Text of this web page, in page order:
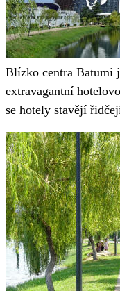
Blízko centra Batumi
extravagantní
se hotely stavějí